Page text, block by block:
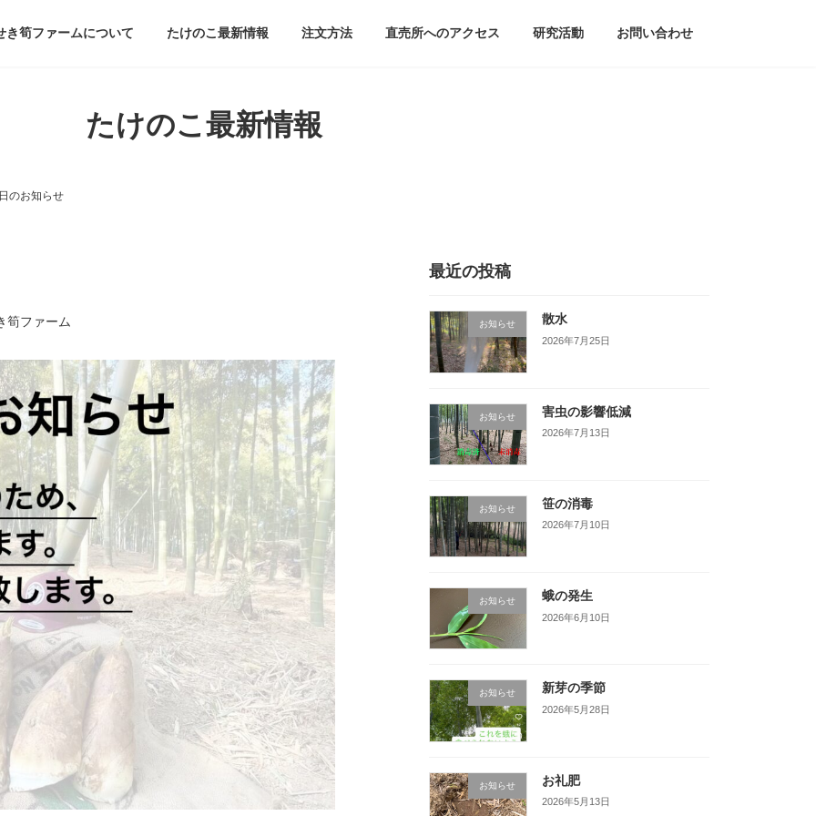
き筍ファームについて たけのこ最新情報 注文方法 直売所へのアクセス 研究活動 お問い合わせ
たけのこ最新情報
のお知らせ
筍ファーム
最近の投稿
お知らせ 散水
2026年7月25日
お知らせ 害虫の影響低減
2026年7月13日
お知らせ 笹の消毒
2026年7月10日
お知らせ 蛾の発生
2026年6月10日
お知らせ 新芽の季節
2026年5月28日
お知らせ お礼肥
2026年5月13日